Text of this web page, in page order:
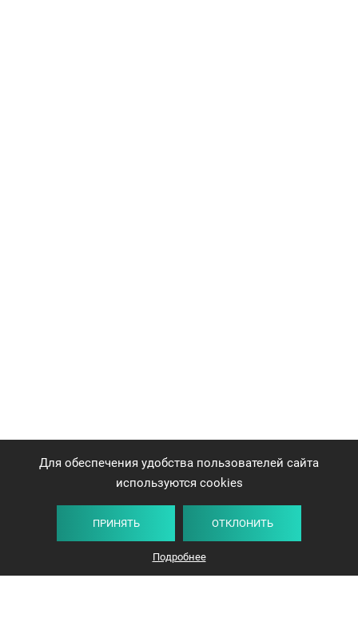
Для обеспечения удобства пользователей сайта
используются cookies
ПРИНЯТЬ ОТКЛОНИТЬ
Подробнее